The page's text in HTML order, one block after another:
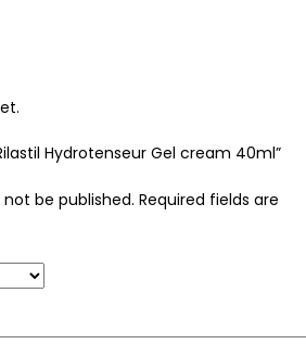
Hydrotenseur Gel cream 40ml”
be published. Required fields are